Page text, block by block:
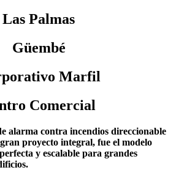
Las Palmas
Güembé
Marfil
Comercial
alarma contra incendios direccionable
proyecto integral, fue el modelo
y escalable para grandes